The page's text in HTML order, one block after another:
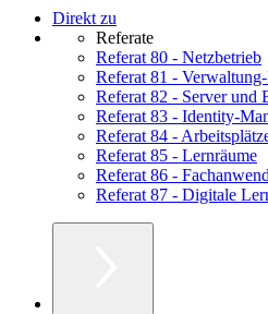
Direkt zu
Referate
Referat 80 - Netzbetrieb
Referat 81 -
Referat 82 - Server und
Referat 83 - Identity-
Referat 84 -
Referat 85 - Lernräume
Referat 86 -
Referat 87 - Digitale